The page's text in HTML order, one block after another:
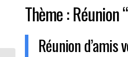
Thème : Réunion
Réunion d’amis